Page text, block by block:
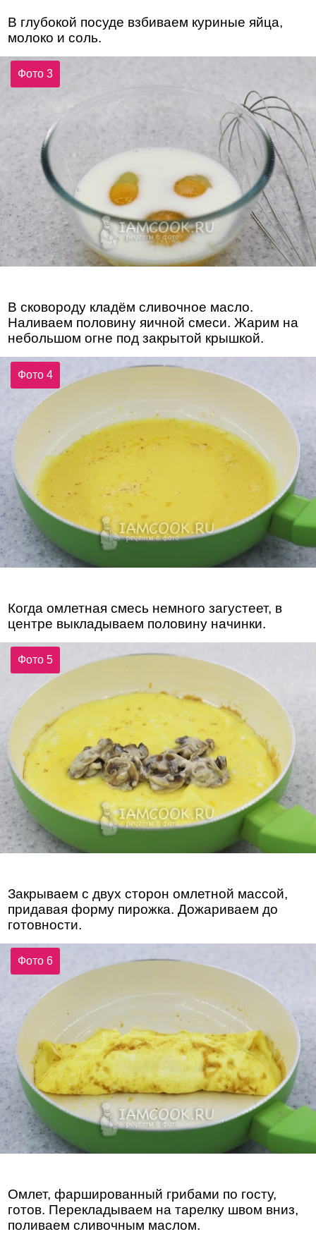
В глубокой посуде взбиваем куриные яйца,
молоко и соль.
Фото 3
В сковороду кладём сливочное масло.
Наливаем половину яичной смеси. Жарим на
небольшом огне под закрытой крышкой.
Фото 4
Когда омлетная смесь немного загустеет, в
центре выкладываем половину начинки.
Фото 5
Закрываем с двух сторон омлетной массой,
придавая форму пирожка. Дожариваем до
готовности.
Фото 6
Омлет, фаршированный грибами по госту,
готов. Перекладываем на тарелку швом вниз,
поливаем сливочным маслом.